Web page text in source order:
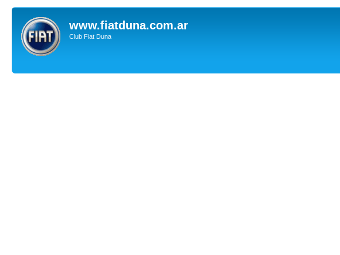
www.fiatduna.com.ar
Club Fiat Duna